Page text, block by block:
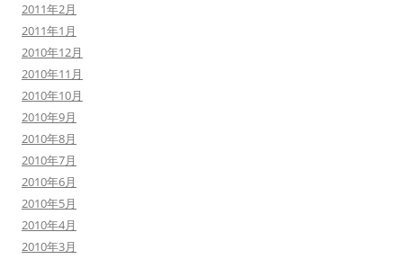
2011年2月
2011年1月
2010年12月
2010年11月
2010年10月
2010年9月
2010年8月
2010年7月
2010年6月
2010年5月
2010年4月
2010年3月